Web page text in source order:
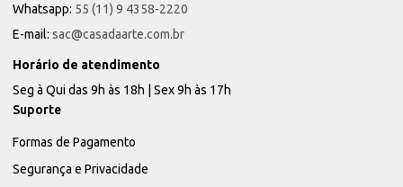
Whatsapp: 55 (11) 9 4358-2220
E-mail: sac@casadaarte.com.br
Horário de atendimento
Seg à Qui das 9h às 18h | Sex 9h às 17h
Suporte
Formas de Pagamento
Segurança e Privacidade